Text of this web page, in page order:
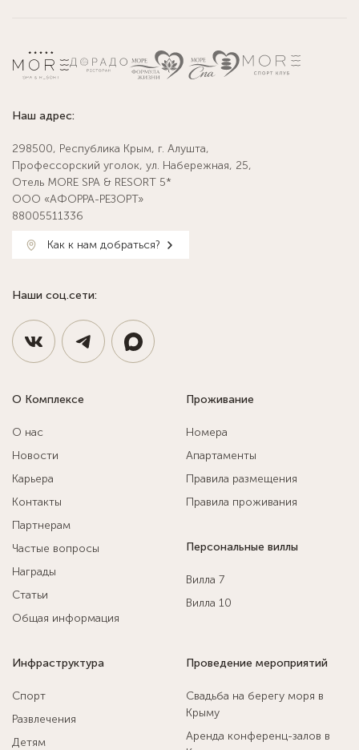
Наш адрес:
298500, Республика Крым, г. Алушта,
Профессорский уголок, ул. Набережная, 25,
Отель MORE SPA & RESORT 5*
ООО «АФОРРА-РЕЗОРТ»
88005511336
Как к нам добраться?
Наши соц.сети:
О Комплексе
О нас
Новости
Карьера
Контакты
Партнерам
Частые вопросы
Награды
Статьи
Общая информация
Проживание
Номера
Апартаменты
Правила размещения
Правила проживания
Персональные виллы
Вилла 7
Вилла 10
Инфраструктура
Спорт
Развлечения
Детям
Проведение мероприятий
Свадьба на берегу моря в
Крыму
Аренда конференц-залов в